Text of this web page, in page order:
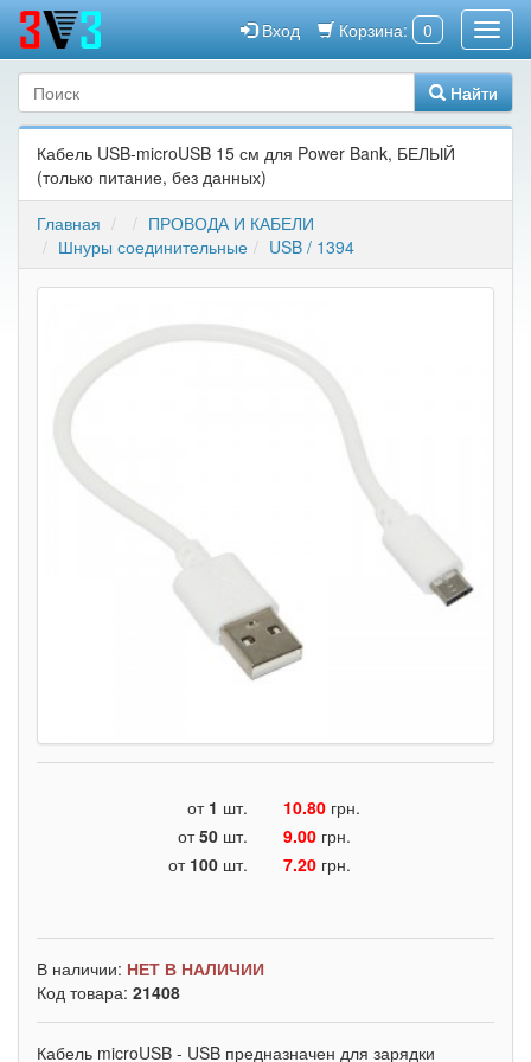
Корзина: 0
Вход
Найти
Кабель USB-microUSB 15 см для Power Bank, БЕЛЫЙ
(только питание, без данных)
Главная
ПРОВОДА И КАБЕЛИ
Шнуры соединительные
USB / 1394
от 1 шт. 10.80 грн.
от50 шт. 9.00 грн.
от 100 шт. 7.20 грн.
В наличии: НЕТ В НАЛИЧИИ
Код товара: 21408
Кабель microUSB - USB предназначен для зарядки